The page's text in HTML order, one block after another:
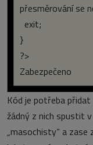
přesměrování se
exit;
}
?>
Zabezpečeno
Kód je potřeba
žádný z nich spustit
„masochisty“ a zase